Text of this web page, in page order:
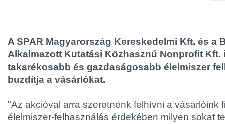
A SPAR Magyarország Kereskedelmi Kft. és a
Alkalmazott Kutatási Közhasznú Nonprofit Kft.
takarékosabb és gazdaságosabb élelmiszer
buzdítja a vásárlókat.
"Az akcióval arra szeretnénk felhívni a vásárlóink
élelmiszer-felhasználás érdekében milyen sokat